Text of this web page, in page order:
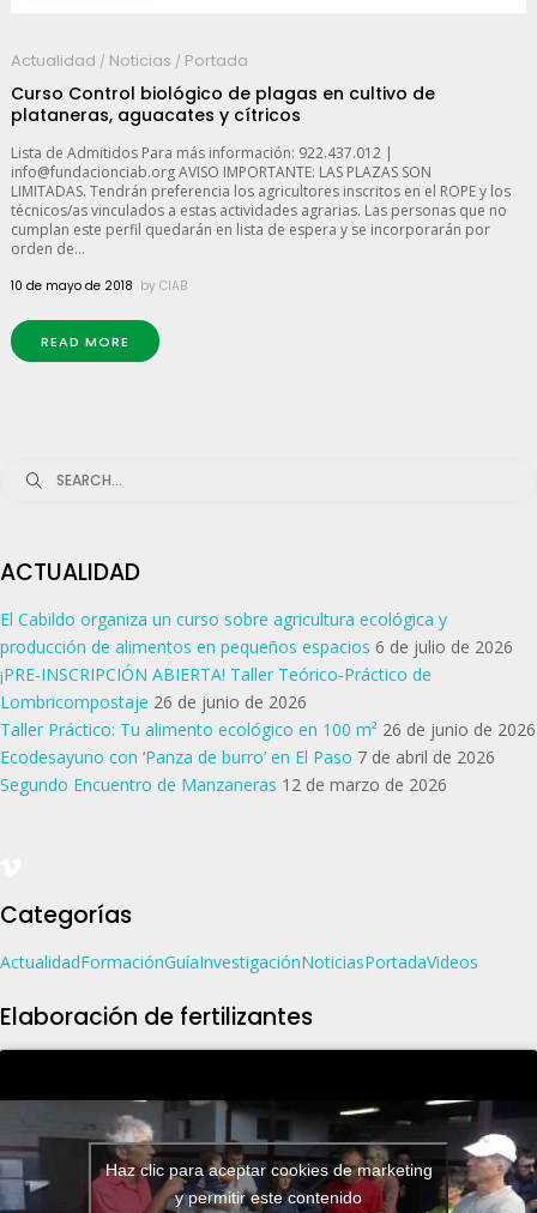
Actualidad / Noticias / Portada
Curso Control biológico de plagas en cultivo de
plataneras, aguacates y cítricos
Lista de Admitidos Para más información: 922.437.012 |
info@fundacionciab.org AVISO IMPORTANTE: LAS PLAZAS SON
LIMITADAS. Tendrán preferencia los agricultores inscritos en el ROPE y los
técnicos/as vinculados a estas actividades agrarias. Las personas que no
cumplan este perfil quedarán en lista de espera y se incorporarán por
orden de...
10 de mayo de 2018 by CIAB
READ MORE
Search
ACTUALIDAD
El Cabildo organiza un curso sobre agricultura ecológica y
producción de alimentos en pequeños espacios 6 de julio de 2026
¡PRE-INSCRIPCIÓN ABIERTA! Taller Teórico-Práctico de
Lombricompostaje 26 de junio de 2026
Taller Práctico: Tu alimento ecológico en 100 m² 26 de junio de 2026
Ecodesayuno con ‘Panza de burro’ en El Paso 7 de abril de 2026
Segundo Encuentro de Manzaneras 12 de marzo de 2026
Categorías
ActualidadFormaciónGuíaInvestigaciónNoticiasPortadaVideos
Elaboración de fertilizantes
Haz clic para aceptar cookies de marketing
y permitir este contenido